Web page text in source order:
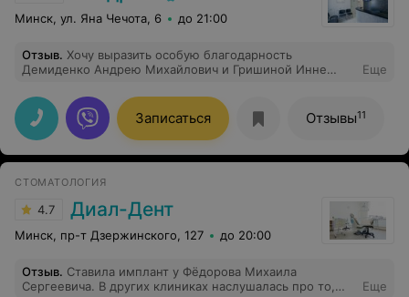
Минск, ул. Яна Чечота, 6 до 21:00
Отзыв. Хочу выразить особую благодарность
Демиденко Андрею Михайлович и Гришиной Инне
сделают все, чтобы сохранить наше здоровье!!!
Спасибо
Еще
Записаться Отзывы11
СТОМАТОЛОГИЯ
4.7 Диал-Дент
Минск, пр-т Дзержинского, 127 до 20:00
Отзыв. Ставила имплант у Фёдорова Михаила
Сергеевича. В других клиниках наслушалась про то,
Еще